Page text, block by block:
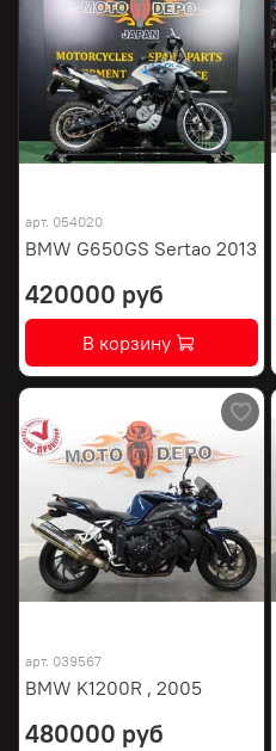
арт. 054020
BMW G650GS Sertao 2013
420000 руб
В корзину
арт. 039567
BMW K1200R , 2005
480000 руб